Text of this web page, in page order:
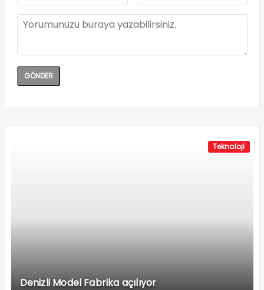
Teknoloji
Denizli Model Fabrika açılıyor